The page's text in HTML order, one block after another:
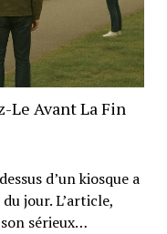
Le Avant La Fin
d’un kiosque a
jour. L’article,
sérieux…